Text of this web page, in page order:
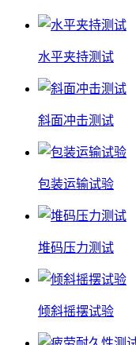
水平夹持测试
斜面冲击测试
包装运输试验
堆码压力测试
倾斜摇摆试验